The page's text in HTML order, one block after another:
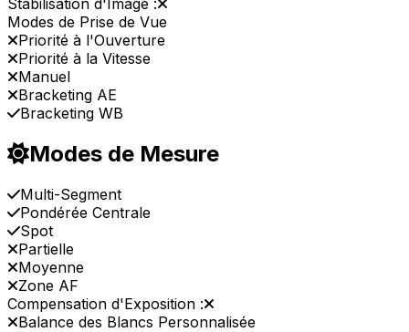
Modes de Prise de Vue
Priorité à l'Ouverture
Priorité à la Vitesse
Manuel
Bracketing AE
Bracketing WB
Modes de Mesure
Multi-Segment
Pondérée Centrale
Spot
Partielle
Moyenne
Zone AF
Compensation d'Exposition :
Balance des Blancs Personnalisée